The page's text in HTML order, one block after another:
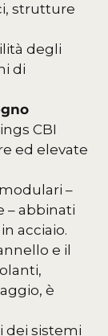
strutture
degli
di
CBI
ed elevate
–
– abbinati
acciaio.
e il
è
dei sistemi